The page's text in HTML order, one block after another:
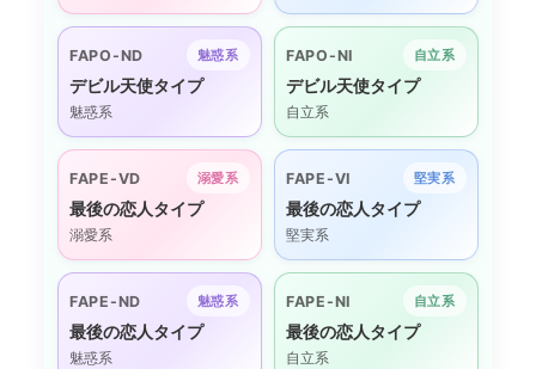
FAPO-ND 魅惑系
デビル天使タイプ
魅惑系
FAPO-NI 自立系
デビル天使タイプ
自立系
FAPE-VD 溺愛系
最後の恋人タイプ
溺愛系
FAPE-VI 堅実系
最後の恋人タイプ
堅実系
FAPE-ND 魅惑系
最後の恋人タイプ
魅惑系
FAPE-NI 自立系
最後の恋人タイプ
自立系